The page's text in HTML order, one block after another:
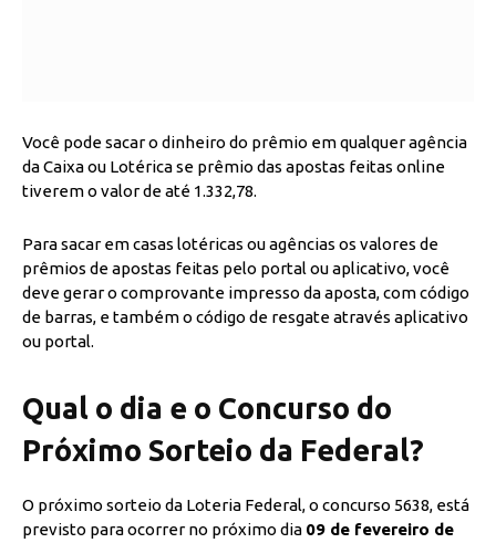
Você pode sacar o dinheiro do prêmio em qualquer agência
da Caixa ou Lotérica se prêmio das apostas feitas online
tiverem o valor de até 1.332,78.
Para sacar em casas lotéricas ou agências os valores de
prêmios de apostas feitas pelo portal ou aplicativo, você
deve gerar o comprovante impresso da aposta, com código
de barras, e também o código de resgate através aplicativo
ou portal.
Qual o dia e o Concurso do
Próximo Sorteio da Federal?
O próximo sorteio da Loteria Federal, o concurso 5638, está
previsto para ocorrer no próximo dia 09 de fevereiro de